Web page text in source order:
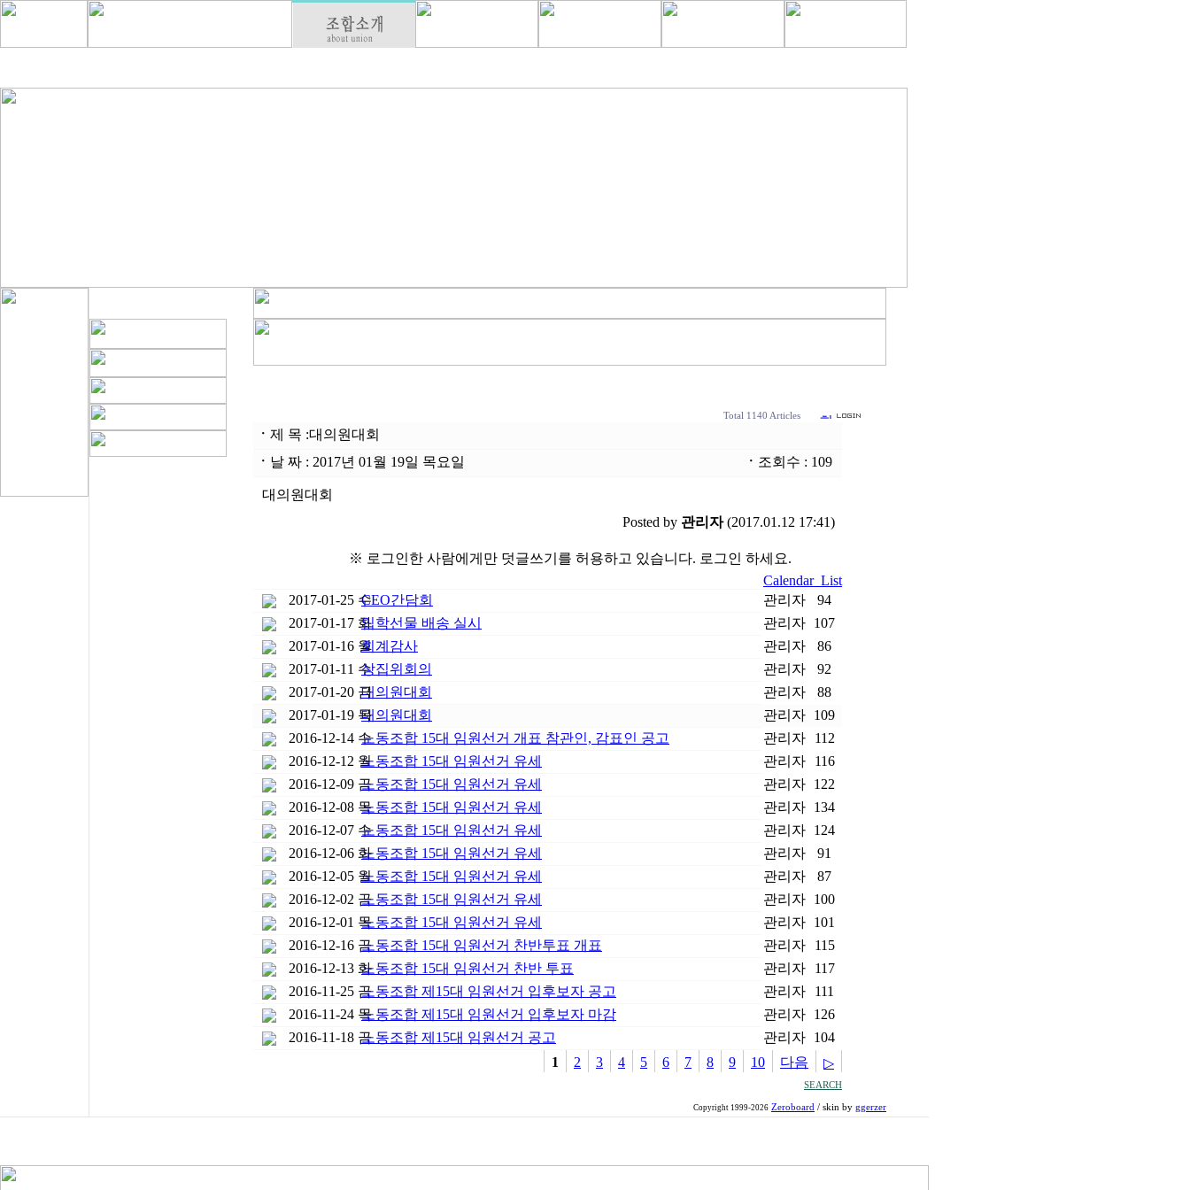
Total 1140 Articles
ㆍ 제 목 :대의원대회
ㆍ 날 짜 : 2017년 01월 19일 목요일 ㆍ 조회수 : 109
대의원대회
Posted by 관리자 (2017.01.12 17:41)
※ 로그인한 사람에게만 덧글쓰기를 허용하고 있습니다. 로그인 하세요.
CalendarList
2017-01-25 수CEO간담회 관리자
94
2017-01-17 화입학선물 배송 실시 관리자 107
2017-01-16 월회계감사 관리자
86
2017-01-11 수상집위회의 관리자
92
2017-01-20 금대의원대회 관리자
88
2017-01-19 목대의원대회 관리자 109
2016-12-14 수노동조합 15대 임원선거 개표 참관인, 감표인 공고 관리자
112
2016-12-12 월노동조합 15대 임원선거 유세 관리자
116
2016-12-09 금노동조합 15대 임원선거 유세 관리자 122
2016-12-08 목노동조합 15대 임원선거 유세 관리자 134
2016-12-07 수노동조합 15대 임원선거 유세 관리자 124
2016-12-06 화노동조합 15대 임원선거 유세 관리자
91
2016-12-05 월노동조합 15대 임원선거 유세 관리자
87
2016-12-02 금노동조합 15대 임원선거 유세 관리자 100
2016-12-01 목노동조합 15대 임원선거 유세 관리자 101
2016-12-16 금노동조합 15대 임원선거 찬반투표 개표 관리자
115
2016-12-13 화노동조합 15대 임원선거 찬반 투표 관리자
117
2016-11-25 금노동조합 제15대 임원선거 입후보자 공고 관리자
111
2016-11-24 목노동조합 제15대 임원선거 입후보자 마감 관리자 126
2016-11-18 금노동조합 제15대 임원선거 공고 관리자 104
1
2 3 4 5 6 7 8 9 10 다음 ▷
SEARCH
Copyright 1999-2026 Zeroboard / skin by ggerzer